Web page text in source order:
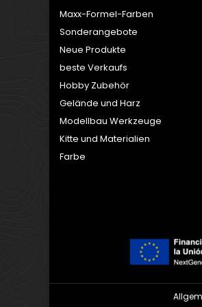
Maxx-Formel-Farben
Sonderangebote
Neue Produkte
beste Verkaufs
Hobby Zubehör
Gelände und Harz
Modellbau Werkzeuge
Kitte und Materialien
Farbe